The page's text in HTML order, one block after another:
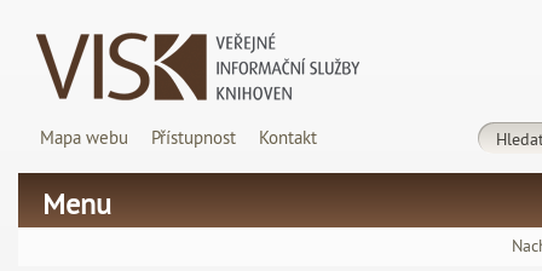
Mapa webu Přístupnost Kontakt
Menu